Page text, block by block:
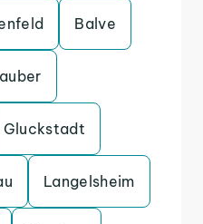
Balve
Gluckstadt
Langelsheim